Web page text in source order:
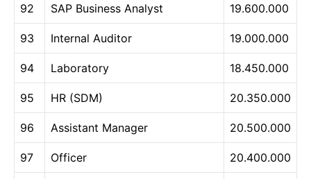
92 SAP Business Analyst 19.600.000
93 Internal Auditor 19.000.000
94 Laboratory 18.450.000
95 HR (SDM) 20.350.000
96 Assistant Manager 20.500.000
97 Officer 20.400.000